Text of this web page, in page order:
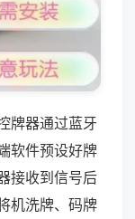
牌器通过蓝牙
软件预设好牌
接收到信号后
机洗牌、码牌